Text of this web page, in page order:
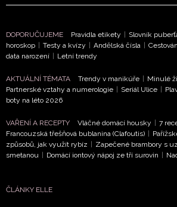
DOPORUČUJEME Pravidla etikety Slovník
horoskop
Testy a kvízy Andělská čísla
data narození
Letní trendy
AKTUÁLNÍ TÉMATA Trendy v manikúře Minulé
Partnerské vztahy a numerologie
Seriál Ulice
boty na léto 2026
VAŘENÍ A RECEPTY Vláčné domácí housky 7
Francouzská třešňová bublanina (Clafoutis)
způsobů, jak využít rybíz
Zapečené brambory s
smetanou
Domácí iontový nápoj ze tří surovin
ČLÁNKY ELLE